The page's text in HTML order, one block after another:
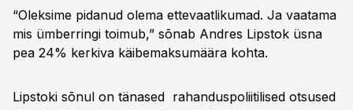
“Oleksime pidanud olema ettevaatlikumad. Ja vaatama
mis ümberringi toimub,” sõnab Andres Lipstok üsna
pea 24% kerkiva käibemaksumäära kohta.
Lipstoki sõnul on tänased rahanduspoliitilised otsused